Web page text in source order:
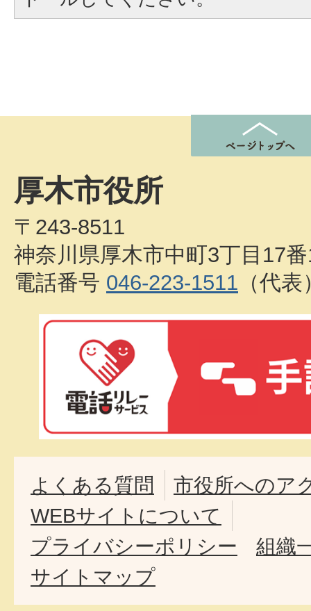
厚木市役所
〒243-8511
神奈川県厚木市中町3丁目17
電話番号 046-223-1511 （代表
よくある質問
市役所へのア
WEBサイトについて
プライバシーポリシー
組織
サイトマップ